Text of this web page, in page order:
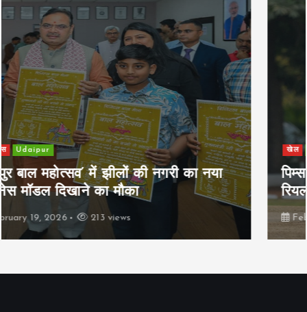
खेल Udaipur
पिम्स मेवाड़ कप 2026: क्रॉसवर्ड व आदित्यम
रियल स्टेट्स ने मुकाबले जीते
February 19, 2026